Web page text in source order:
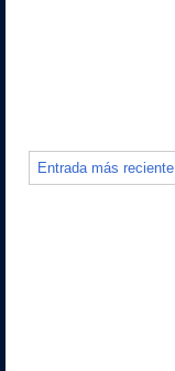
Entrada más reciente